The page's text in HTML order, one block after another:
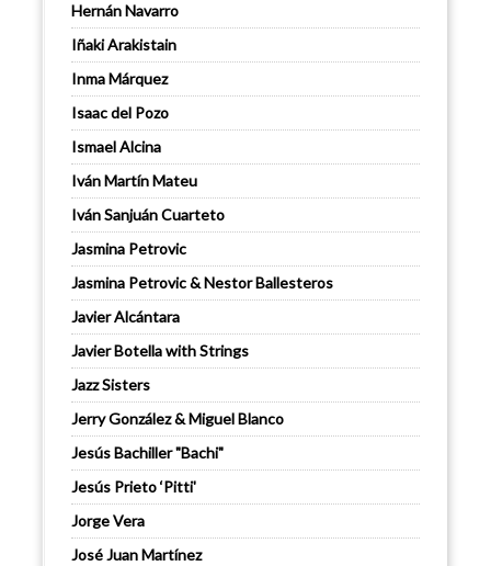
Hernán Navarro
Iñaki Arakistain
Inma Márquez
Isaac del Pozo
Ismael Alcina
Iván Martín Mateu
Iván Sanjuán Cuarteto
Jasmina Petrovic
Jasmina Petrovic & Nestor Ballesteros
Javier Alcántara
Javier Botella with Strings
Jazz Sisters
Jerry González & Miguel Blanco
Jesús Bachiller "Bachi"
Jesús Prieto ‘Pitti'
Jorge Vera
José Juan Martínez